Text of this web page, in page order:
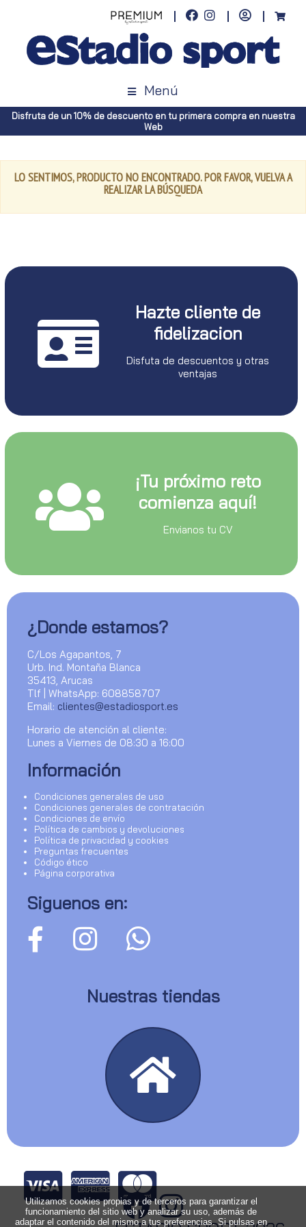
Menú
Disfruta de un 10% de descuento en tu primera compra en nuestra
Web
LO SENTIMOS, PRODUCTO NO ENCONTRADO. POR FAVOR, VUELVA A
REALIZAR LA BÚSQUEDA
Hazte cliente de
fidelizacion
Disfuta de descuentos y otras
ventajas
¡Tu próximo reto
comienza aquí!
Envianos tu CV
¿Donde estamos?
C/Los Agapantos, 7
Urb. Ind. Montaña Blanca
35413, Arucas
Tlf | WhatsApp: 608858707
Email: clientes@estadiosport.es
Horario de atención al cliente:
Lunes a Viernes de 08:30 a 16:00
Información
Condiciones generales de uso
Condiciones generales de contratación
Condiciones de envío
Política de cambios y devoluciones
Política de privacidad y cookies
Preguntas frecuentes
Código ético
Página corporativa
Siguenos en:
Nuestras tiendas
Utilizamos cookies propias y de terceros para garantizar el
funcionamiento del sitio web y analizar su uso, además de
adaptar el contenido del mismo a tus preferencias. Si pulsas en